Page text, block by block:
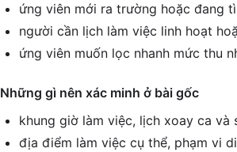
ứng viên mới ra trường hoặc đang
người cần lịch làm việc linh hoạt
ứng viên muốn lọc nhanh mức thu
Những gì nên xác minh ở bài gốc
khung giờ làm việc, lịch xoay ca
địa điểm làm việc cụ thể, phạm vi